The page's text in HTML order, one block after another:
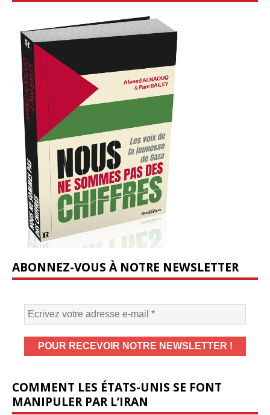
ABONNEZ-VOUS À NOTRE NEWSLETTER
COMMENT LES ÉTATS-UNIS SE FONT
MANIPULER PAR L’IRAN